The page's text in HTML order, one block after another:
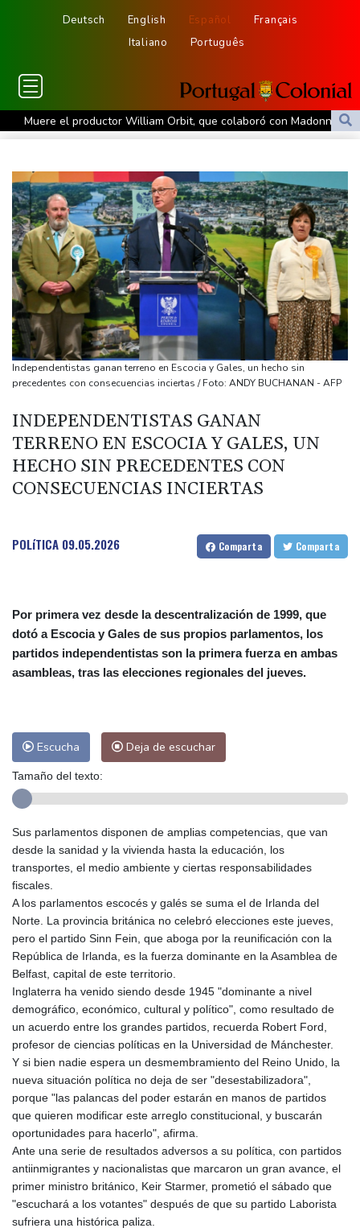
Deutsch English Español
Français
Italiano
Português
Muere el productor William Orbit, que colaboró con Madonna en
"Ray of Light"
ataques en una región petrolera
La OMS propone probar en RDC una vacuna ya existente contra
otra cepa del ébola
Arabia Saudita, Pakistán y Turquía firman un pacto de defensa
en medio de la tensión con Irán
México y Perú restablecen sus relaciones diplomáticas tras una
disputa por asilo
EEUU pierde empleos, un golpe a las afirmaciones de Trump
sobre la economía
España amenaza a Italia con "medidas" si no pone fin a los
controles en la frontera
Notre-Dame, Campos Elíseos y víctimas de abusos: la agenda del
papa en Francia
El desempleo en Francia sube al 8,3%, su nivel más alto desde la
discoteca
Independentistas ganan terreno en Escocia y Gales, un hecho sin
precedentes con consecuencias inciertas / Foto: ANDY BUCHANAN - AFP
INDEPENDENTISTAS GANAN
TERRENO EN ESCOCIA Y GALES, UN
HECHO SIN PRECEDENTES CON
CONSECUENCIAS INCIERTAS
POLíTICA 09.05.2026 Comparta Comparta
Por primera vez desde la descentralización de 1999, que
dotó a Escocia y Gales de sus propios parlamentos, los
partidos independentistas son la primera fuerza en ambas
asambleas, tras las elecciones regionales del jueves.
Escucha Deja de escuchar
Tamaño del texto:
Sus parlamentos disponen de amplias competencias, que van
desde la sanidad y la vivienda hasta la educación, los
transportes, el medio ambiente y ciertas responsabilidades
fiscales.
A los parlamentos escocés y galés se suma el de Irlanda del
Norte. La provincia británica no celebró elecciones este jueves,
pero el partido Sinn Fein, que aboga por la reunificación con la
República de Irlanda, es la fuerza dominante en la Asamblea de
Belfast, capital de este territorio.
Inglaterra ha venido siendo desde 1945 "dominante a nivel
demográfico, económico, cultural y político", como resultado de
un acuerdo entre los grandes partidos, recuerda Robert Ford,
profesor de ciencias políticas en la Universidad de Mánchester.
Y si bien nadie espera un desmembramiento del Reino Unido, la
nueva situación política no deja de ser "desestabilizadora",
porque "las palancas del poder estarán en manos de partidos
que quieren modificar este arreglo constitucional, y buscarán
oportunidades para hacerlo", afirma.
Ante una serie de resultados adversos a su política, con partidos
antiinmigrantes y nacionalistas que marcaron un gran avance, el
primer ministro británico, Keir Starmer, prometió el sábado que
"escuchará a los votantes" después de que su partido Laborista
sufriera una histórica paliza.